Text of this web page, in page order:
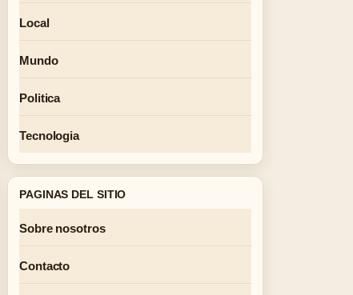
Local
Mundo
Politica
Tecnologia
PAGINAS DEL SITIO
Sobre nosotros
Contacto